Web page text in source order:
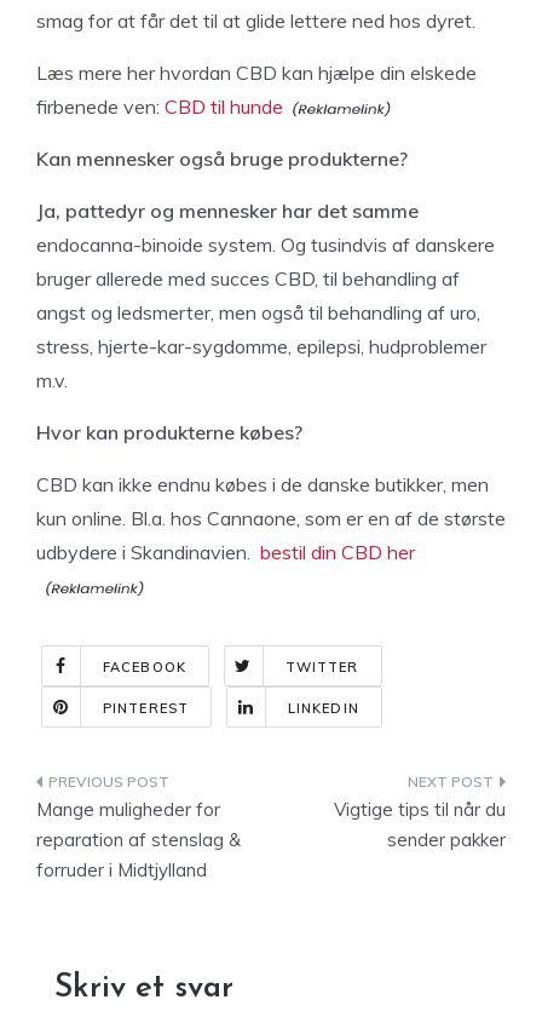
smag for at får det til at glide lettere ned hos dyret.
Læs mere her hvordan CBD kan hjælpe din elskede
firbenede ven: CBD til hunde
Kan mennesker også bruge produkterne?
Ja, pattedyr og mennesker har det samme
endocanna-binoide system. Og tusindvis af danskere
bruger allerede med succes CBD, til behandling af
angst og ledsmerter, men også til behandling af uro,
stress, hjerte-kar-sygdomme, epilepsi, hudproblemer
m.v.
Hvor kan produkterne købes?
CBD kan ikke endnu købes i de danske butikker, men
kun online. Bl.a. hos Cannaone, som er en af de største
udbydere i Skandinavien. bestil din CBD her
FACEBOOK TWITTER
PINTEREST LINKEDIN
Indlægsnavigation
Mange muligheder for
reparation af stenslag &
forruder i Midtjylland
Vigtige tips til når du
sender pakker
Skriv et svar